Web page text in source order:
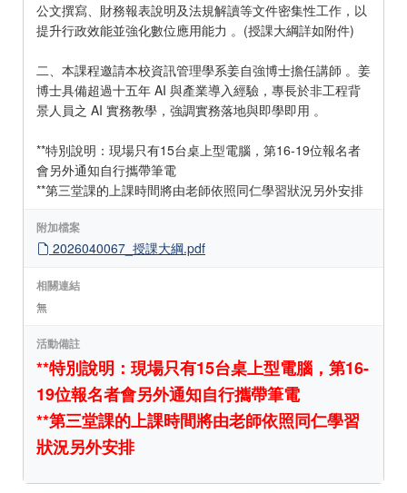
公文撰寫、財務報表說明及法規解讀等文件密集性工作，以
提升行政效能並強化數位應用能力 。(授課大綱詳如附件)
二、本課程邀請本校資訊管理學系姜自強博士擔任講師 。姜
博士具備超過十五年 AI 與產業導入經驗，專長於非工程背
景人員之 AI 實務教學，強調實務落地與即學即用 。
**特別說明：現場只有15台桌上型電腦，第16-19位報名者
會另外通知自行攜帶筆電
**第三堂課的上課時間將由老師依照同仁學習狀況另外安排
附加檔案
2026040067_授課大綱.pdf
相關連結
無
活動備註
**特別說明：現場只有15台桌上型電腦，第16-
19位報名者會另外通知自行攜帶筆電
**第三堂課的上課時間將由老師依照同仁學習
狀況另外安排